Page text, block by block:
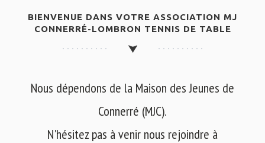
BIENVENUE DANS VOTRE ASSOCIATION MJ
CONNERRÉ-LOMBRON TENNIS DE TABLE
Nous dépendons de la Maison des Jeunes de
Connerré (MJC).
N'hésitez pas à venir nous rejoindre à